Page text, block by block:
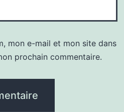
mon e-mail et mon site dans
prochain commentaire.